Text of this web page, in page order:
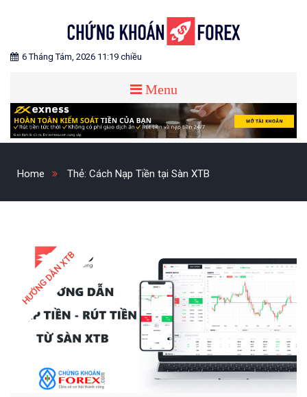
CHỨNG KHOÁN FOREX
Blog chia sẻ về Chứng Khoán và Forex
6 Tháng Tám, 2026 11:19 chiều
Menu
Home Thẻ: Cách Nạp Tiền tại Sàn XTB
HƯỚNG DẪN XTB